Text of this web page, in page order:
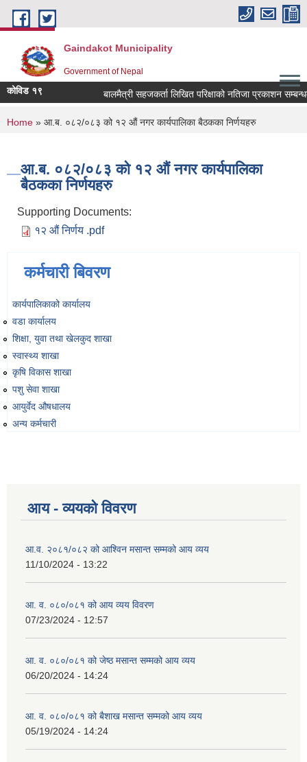
Skip to main content
Gaindakot Municipality
Government of Nepal
कोविड १९ बालमैत्री सहजकर्ता लिखित परिक्षाको नतिजा प्रकाशन सम्बन्धमा
You are here
Home » आ.ब. ०८२/०८३ को १२ औं नगर कार्यपालिका बैठकका निर्णयहरु
आ.ब. ०८२/०८३ को १२ औं नगर कार्यपालिका
बैठकका निर्णयहरु
Supporting Documents:
१२ औं निर्णय .pdf
कर्मचारी बिवरण
कार्यपालिकाको कार्यालय
वडा कार्यालय
शिक्षा, युवा तथा खेलकुद शाखा
स्वास्थ्य शाखा
कृषि विकास शाखा
पशु सेवा शाखा
आयुर्वेद औषधालय
अन्य कर्मचारी
आय - व्ययको विवरण
आ.व. २०८१/०८२ को आश्विन मसान्त सम्मको आय व्यय
11/10/2024 - 13:22
आ. व. ०८०/०८१ को आय व्यय विवरण
07/23/2024 - 12:57
आ. व. ०८०/०८१ को जेष्ठ मसान्त सम्मको आय व्यय
06/20/2024 - 14:24
आ. व. ०८०/०८१ को बैशाख मसान्त सम्मको आय व्यय
05/19/2024 - 14:24